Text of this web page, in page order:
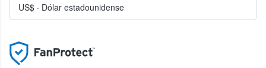
US$ · Dólar estadounidense